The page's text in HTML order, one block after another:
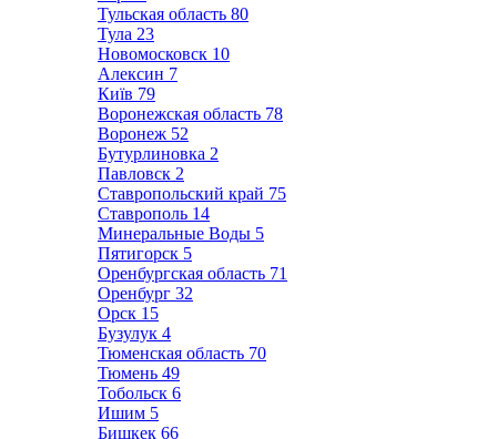
Тульская область 80
Тула 23
Новомосковск 10
Алексин 7
Київ 79
Воронежская область 78
Воронеж 52
Бутурлиновка 2
Павловск 2
Ставропольский край 75
Ставрополь 14
Минеральные Воды 5
Пятигорск 5
Оренбургская область 71
Оренбург 32
Орск 15
Бузулук 4
Тюменская область 70
Тюмень 49
Тобольск 6
Ишим 5
Бишкек 66